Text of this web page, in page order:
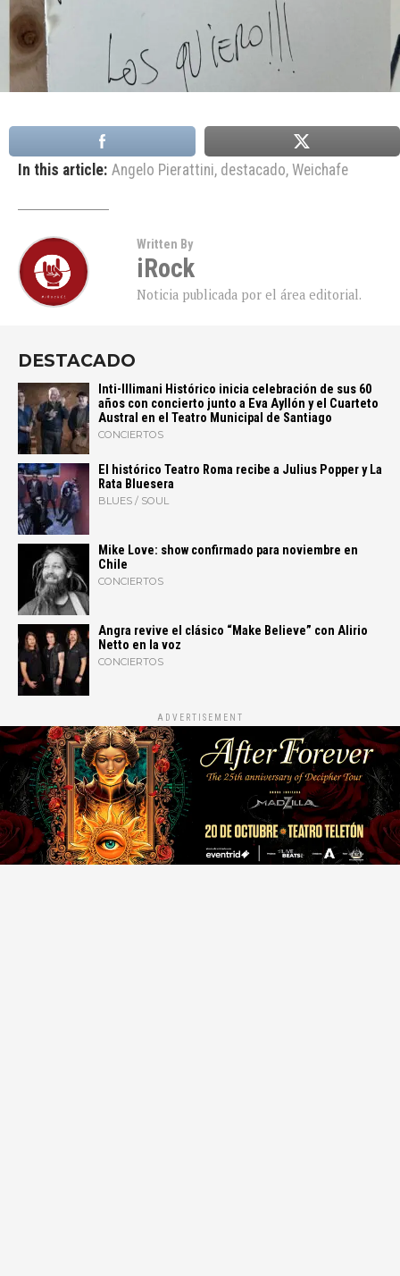
In this article: Angelo Pierattini, destacado, Weichafe
Written By
iRock
Noticia publicada por el área editorial.
DESTACADO
Inti-Illimani Histórico inicia celebración de sus 60
años con concierto junto a Eva Ayllón y el Cuarteto
Austral en el Teatro Municipal de Santiago
CONCIERTOS
El histórico Teatro Roma recibe a Julius Popper y La
Rata Bluesera
BLUES / SOUL
Mike Love: show confirmado para noviembre en
Chile
CONCIERTOS
Angra revive el clásico “Make Believe” con Alirio
Netto en la voz
CONCIERTOS
ADVERTISEMENT